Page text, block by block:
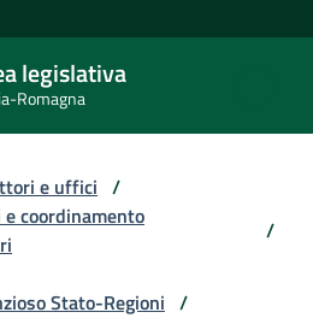
legislativa
Romagna
e uffici /
coordinamento
/
Stato-Regioni /